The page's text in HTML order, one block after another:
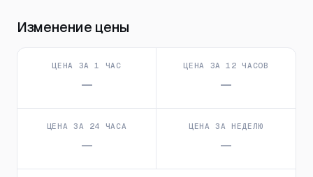
Изменение цены
ЦЕНА ЗА 1 ЧАС
—
ЦЕНА ЗА 12 ЧАСОВ
—
ЦЕНА ЗА 24 ЧАСА
—
ЦЕНА ЗА НЕДЕЛЮ
—